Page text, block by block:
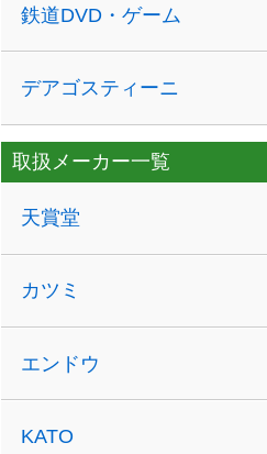
鉄道DVD・ゲーム
デアゴスティーニ
取扱メーカー一覧
天賞堂
カツミ
エンドウ
KATO